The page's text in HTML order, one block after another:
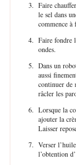
Faire
le sel dans
commence
Faire fondre
ondes.
Dans un
aussi
continuer de
râcler les
Lorsque la
ajouter la
Laisser
Verser
l’obtention